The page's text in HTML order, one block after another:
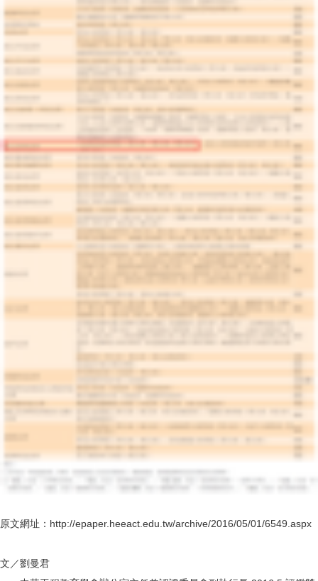
原文網址：http://epaper.heeact.edu.tw/archive/2016/05/01/6549.aspx
文／劉曼君